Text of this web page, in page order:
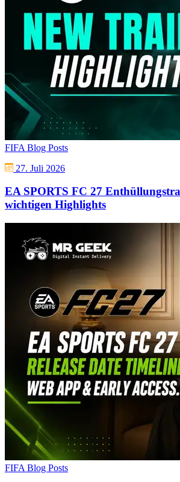
FIFA Blog Posts
27. Juli 2026
EA SPORTS FC 27
wichtigen Highlights
FIFA Blog Posts